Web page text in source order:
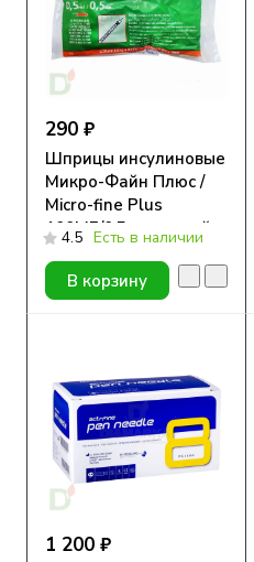
290 ₽
Шприцы инсулиновые
Микро-Файн Плюс /
Micro-fine Plus
100МЕ/0,5мл с иглой
30G (0.30мм*8мм), 10
шт.
4.5 Есть в наличии
В корзину
1 200 ₽